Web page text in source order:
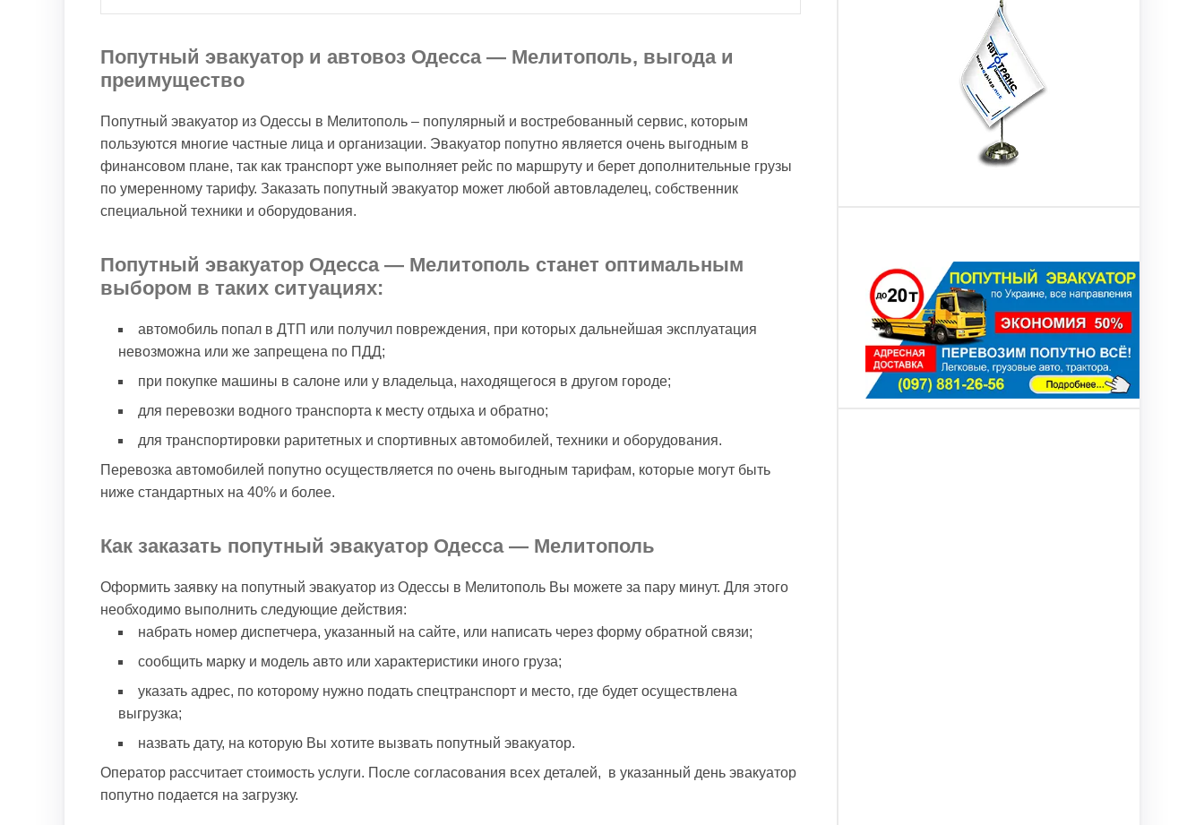
Попутный эвакуатор и автовоз Одесса — Мелитополь, выгода и
преимущество
Попутный эвакуатор из Одессы в Мелитополь – популярный и востребованный сервис, которым
пользуются многие частные лица и организации. Эвакуатор попутно является очень выгодным в
финансовом плане, так как транспорт уже выполняет рейс по маршруту и берет дополнительные грузы
по умеренному тарифу. Заказать попутный эвакуатор может любой автовладелец, собственник
специальной техники и оборудования.
Попутный эвакуатор Одесса — Мелитополь станет оптимальным
выбором в таких ситуациях:
автомобиль попал в ДТП или получил повреждения, при которых дальнейшая эксплуатация
невозможна или же запрещена по ПДД;
при покупке машины в салоне или у владельца, находящегося в другом городе;
для перевозки водного транспорта к месту отдыха и обратно;
для транспортировки раритетных и спортивных автомобилей, техники и оборудования.
Перевозка автомобилей попутно осуществляется по очень выгодным тарифам, которые могут быть
ниже стандартных на 40% и более.
Как заказать попутный эвакуатор Одесса — Мелитополь
Оформить заявку на попутный эвакуатор из Одессы в Мелитополь Вы можете за пару минут. Для этого
необходимо выполнить следующие действия:
набрать номер диспетчера, указанный на сайте, или написать через форму обратной связи;
сообщить марку и модель авто или характеристики иного груза;
указать адрес, по которому нужно подать спецтранспорт и место, где будет осуществлена
выгрузка;
назвать дату, на которую Вы хотите вызвать попутный эвакуатор.
Оператор рассчитает стоимость услуги. После согласования всех деталей, в указанный день эвакуатор
попутно подается на загрузку.